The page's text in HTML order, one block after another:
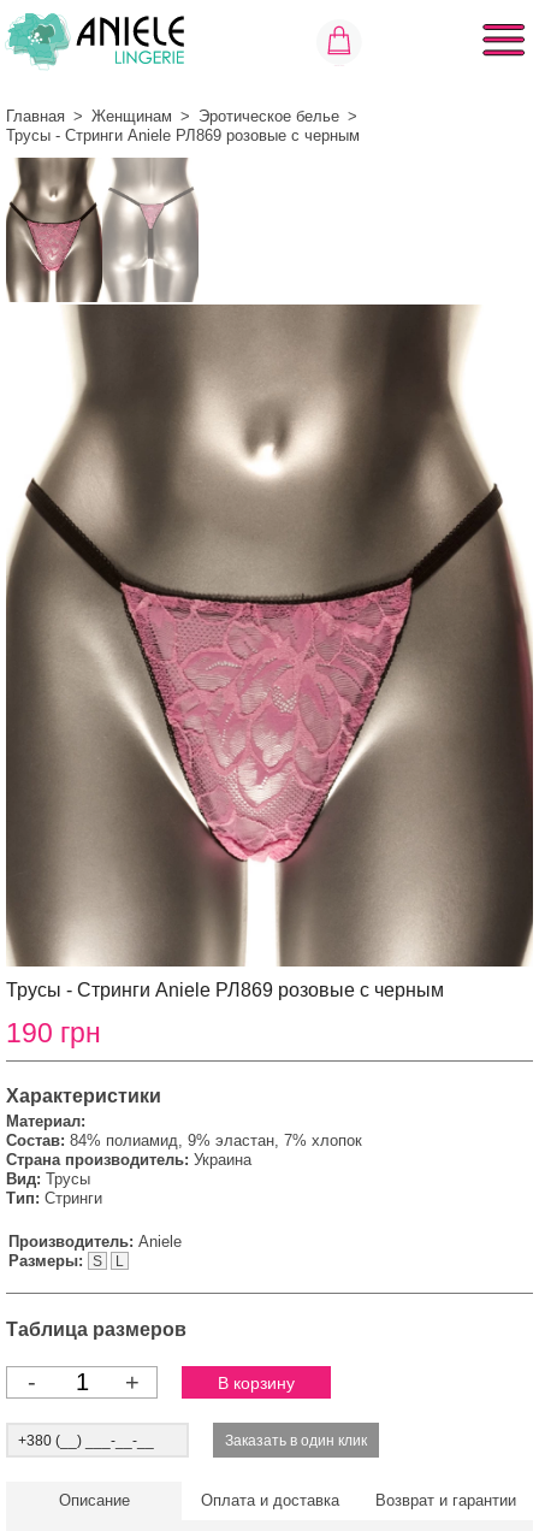
Главная > Женщинам > Эротическое белье >
Трусы - Стринги Aniele РЛ869 розовые с черным
Трусы - Стринги Aniele РЛ869 розовые с черным
190 грн
Характеристики
Материал:
Состав: 84% полиамид, 9% эластан, 7% хлопок
Страна производитель: Украина
Вид: Трусы
Тип: Стринги
Производитель: Aniele
Размеры:
S L
Таблица размеров
- +
Описание Оплата и доставка Возврат и гарантии